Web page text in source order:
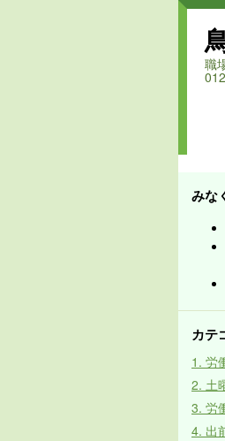
職
みな
カテ
1. 労
2. 土
3. 労
4. 出